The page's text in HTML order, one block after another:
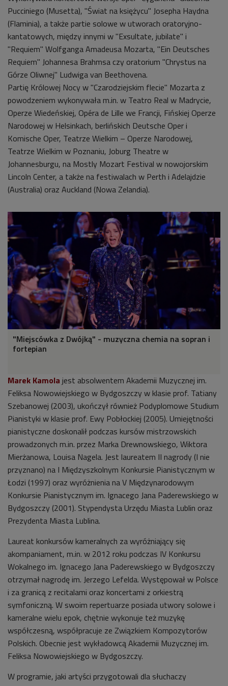
Pucciniego (Musetta), "Świat na księżycu" Josepha Haydna
(Flaminia), a także partie solowe w utworach oratoryjno-
kantatowych, między innymi w "Exsultate, jubilate" i
"Requiem" Wolfganga Amadeusa Mozarta, "Ein Deutsches
Requiem" Johannesa Brahmsa czy oratorium "Chrystus na
Górze Oliwnej" Ludwiga van Beethovena.
Partię Królowej Nocy w "Czarodziejskim flecie" Mozarta z
powodzeniem wykonywała m.in. w Teatro Real w Madrycie,
Operze Wiedeńskiej, Opéra de Lille we Francji, Fińskiej Operze
Narodowej w Helsinkach, berlińskich Deutsche Oper i
Komische Oper, Teatrze Wielkim – Operze Narodowej,
Teatrze Wielkim w Poznaniu, Joburg Theatre w
Johannesburgu, na Mostly Mozart Festival w nowojorskim
Lincoln Center, a także na festiwalach w Perth i Adelajdzie
(Australia) oraz Auckland (Nowa Zelandia).
"Miejscówka z Dwójką" - muzyczna chemia na sopran i
fortepian
Marek Kamola jest absolwentem Akademii Muzycznej im.
Feliksa Nowowiejskiego w Bydgoszczy w klasie prof. Tatiany
Szebanowej (2003), ukończył również Podyplomowe Studium
Pianistyki w klasie prof. Ewy Pobłockiej (2005). Umiejętności
pianistyczne doskonalił podczas kursów mistrzowskich
prowadzonych m.in. przez Marka Drewnowskiego, Wiktora
Mierżanowa, Louisa Nagela. Jest laureatem II nagrody (I nie
przyznano) na I Międzyszkolnym Konkursie Pianistycznym w
Łodzi (1997) oraz wyróżnienia na V Międzynarodowym
Konkursie Pianistycznym im. Ignacego Jana Paderewskiego w
Bydgoszczy (2001). Stypendysta Urzędu Miasta Lublin oraz
Prezydenta Miasta Lublina.
Laureat konkursów kameralnych za wyróżniający się
akompaniament, m.in. w 2012 roku podczas IV Konkursu
Wokalnego im. Ignacego Jana Paderewskiego w Bydgoszczy
otrzymał nagrodę im. Jerzego Lefelda. Występował w Polsce
i za granicą z recitalami oraz koncertami z orkiestrą
symfoniczną. W swoim repertuarze posiada utwory solowe i
kameralne wielu epok, chętnie wykonuje też muzykę
współczesną, współpracuje ze Związkiem Kompozytorów
Polskich. Obecnie jest wykładowcą Akademii Muzycznej im.
Feliksa Nowowiejskiego w Bydgoszczy.
W programie, jaki artyści przygotowali dla słuchaczy